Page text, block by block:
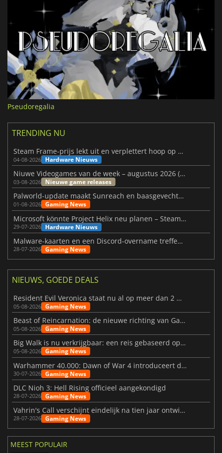
Pseudoregalia
TRENDING NU
Steam Frame-prijs lekt uit en verplettert hoop op betaalbare VR
04-08-2026 Hardware Nieuws
Niuwe Videogames van de week – augustus 2026 (week 32)
03-08-2026 Nieuwe game releases
Palworld-update maakt Sunreach en baasgevechten stabieler
01-08-2026 Gaming News
Microsoft könnte Project Helix neu planen – Steam-Support wackelt
29-07-2026 Hardware Nieuws
Malware-kaarten en een Discord-overname treffen Meccha Chameleon
28-07-2026 Gaming News
NIEUWS, GOEDE DEALS
Resident Evil Veronica staat nu al op meer dan 2 miljoen verlanglijstjes
05-08-2026 Gaming News
Beast of Reincarnation: de nieuwe richting van Game Freak
05-08-2026 Gaming News
Big Walk is nu verkrijgbaar: een reis gebaseerd op vriendschap
05-08-2026 Gaming News
Warhammer 40.000: Dawn of War 4 introduceert de Necron-factie
30-07-2026 Gaming News
DLC Nioh 3: Hell Rising officieel aangekondigd
28-07-2026 Gaming News
Vahrin's Call verschijnt eindelijk na tien jaar ontwikkeling
28-07-2026 Gaming News
MEEST POPULAIR